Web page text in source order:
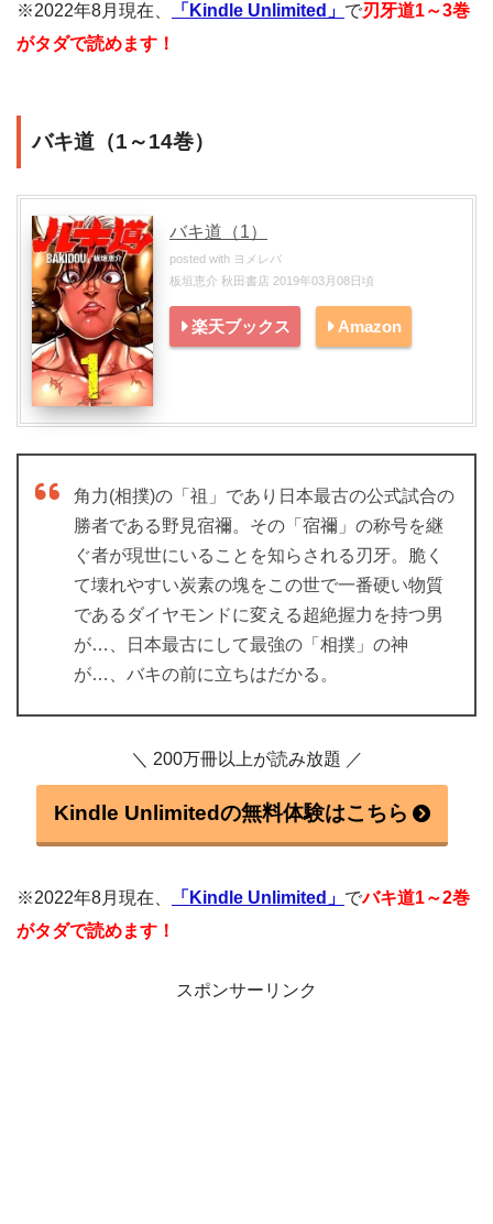
※2022年8月現在、 「Kindle Unlimited」 で刃牙道1～3巻
がタダで読めます！
バキ道（1～14巻）
バキ道（1）
posted with ヨメレバ
板垣恵介 秋田書店 2019年03月08日頃
楽天ブックス Amazon
角力(相撲)の「祖」であり日本最古の公式試合の
勝者である野見宿禰。その「宿禰」の称号を継
ぐ者が現世にいることを知らされる刃牙。脆く
て壊れやすい炭素の塊をこの世で一番硬い物質
であるダイヤモンドに変える超絶握力を持つ男
が…、日本最古にして最強の「相撲」の神
が…、バキの前に立ちはだかる。
＼ 200万冊以上が読み放題 ／
Kindle Unlimitedの無料体験はこちら
※2022年8月現在、 「Kindle Unlimited」 でバキ道1～2巻
がタダで読めます！
スポンサーリンク